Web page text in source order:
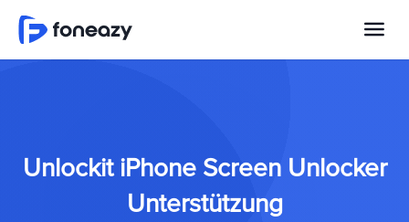
Unlockit iPhone Screen Unlocker
Unterstützung